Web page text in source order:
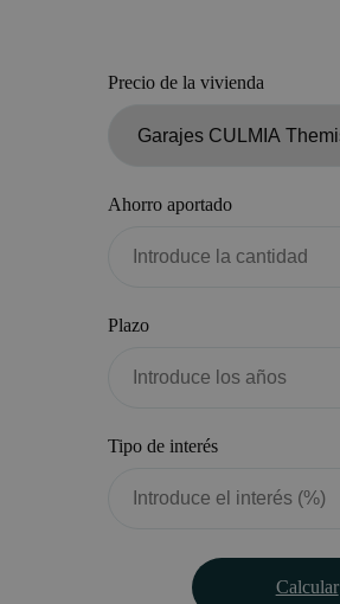
Precio de la vivienda
Ahorro aportado
Plazo
Tipo de interés
Calcular